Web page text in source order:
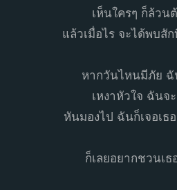
เห็นใครๆ ก็ล้วน
แล้วเมื่อไร จะได้พบสั
หากวันไหนมีภัย ฉั
เหงาหัวใจ ฉันจ
หันมองไป ฉันก็เจอเธ
ก็เลยอยากชวนเ